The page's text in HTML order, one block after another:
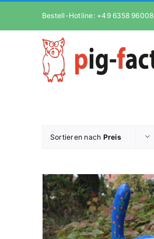
Bestell-Hotline: +49 6358 96008
Sortieren nach Preis